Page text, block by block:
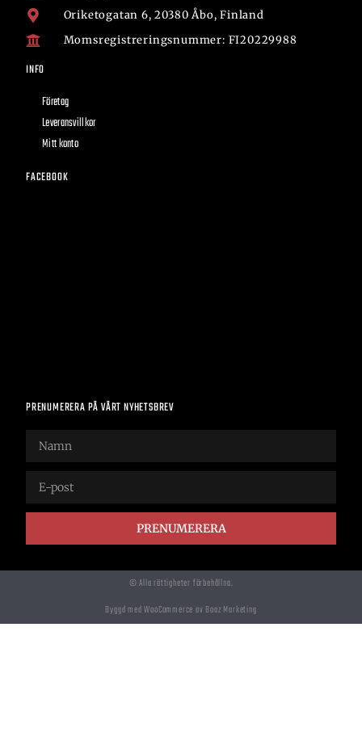
Oriketogatan 6, 20380 Åbo, Finland
Momsregistreringsnummer: FI20229988
INFO
Företag
Leveransvillkor
Mitt konto
FACEBOOK
PRENUMERERA PÅ VÅRT NYHETSBREV
PRENUMERERA
© Alla rättigheter förbehållna.
Byggd med WooCommerce av Boaz Marketing